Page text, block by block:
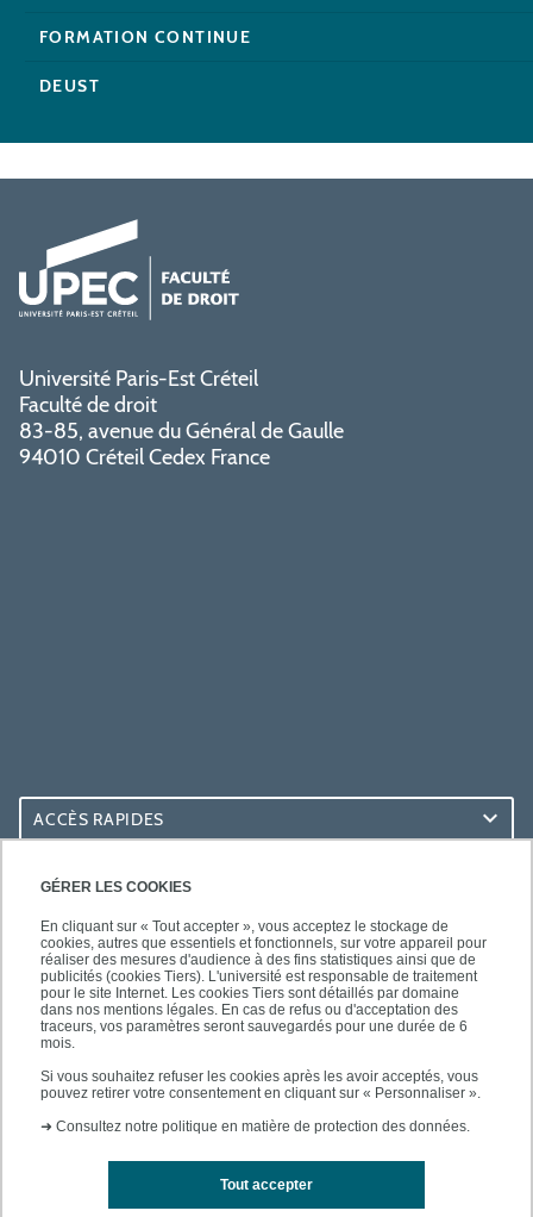
GÉRER LES COOKIES
En cliquant sur « Tout accepter », vous acceptez le stockage de
cookies, autres que essentiels et fonctionnels, sur votre appareil pour
réaliser des mesures d'audience à des fins statistiques ainsi que de
publicités (cookies Tiers). L'université est responsable de traitement
pour le site Internet. Les cookies Tiers sont détaillés par domaine
dans nos mentions légales. En cas de refus ou d'acceptation des
traceurs, vos paramètres seront sauvegardés pour une durée de 6
mois.
Si vous souhaitez refuser les cookies après les avoir acceptés, vous
pouvez retirer votre consentement en cliquant sur « Personnaliser ».
➜ Consultez notre politique en matière de protection des données.
Tout accepter
FORMATION CONTINUE
DEUST
Université Paris-Est Créteil
Faculté de droit
83-85, avenue du Général de Gaulle
94010 Créteil Cedex France
ACCÈS RAPIDES
ACCÈS PRATIQUES
SUIVEZ-NOUS
Contacts